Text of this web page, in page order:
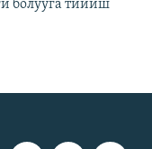
болууга тийиш